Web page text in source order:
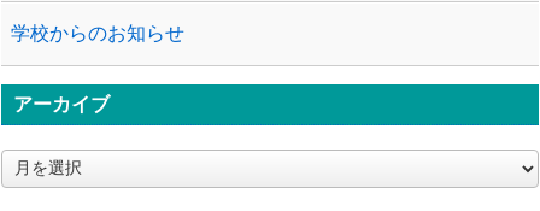
学校からのお知らせ
アーカイブ
ア
ー